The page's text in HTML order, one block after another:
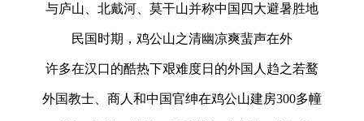
与庐山、北戴河、莫干山并称中国四大避暑胜地
民国时期，鸡公山之清幽凉爽蜚声在外
许多在汉口的酷热下艰难度日的外国人趋之若鹜
外国教士、商人和中国官绅在鸡公山建房300多幢